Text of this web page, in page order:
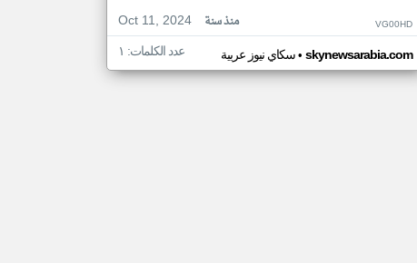
Oct 11, 2024
منذ سنة VG00HD
سكاي نيوز عربية• skynewsarabia.com عدد الكلمات: ١